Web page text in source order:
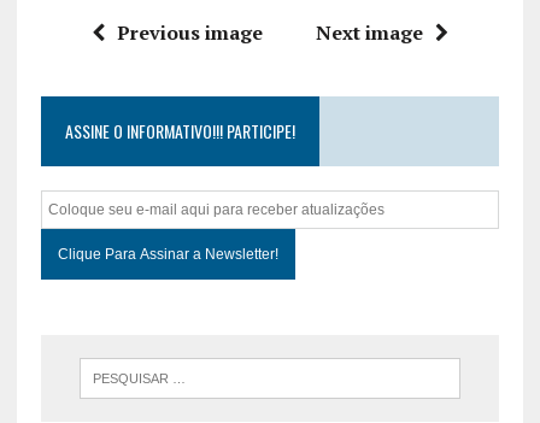
Previous image Next image
ASSINE O INFORMATIVO!!! PARTICIPE!